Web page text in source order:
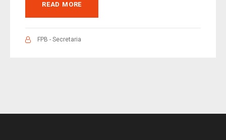
READ MORE
FPB - Secretaria